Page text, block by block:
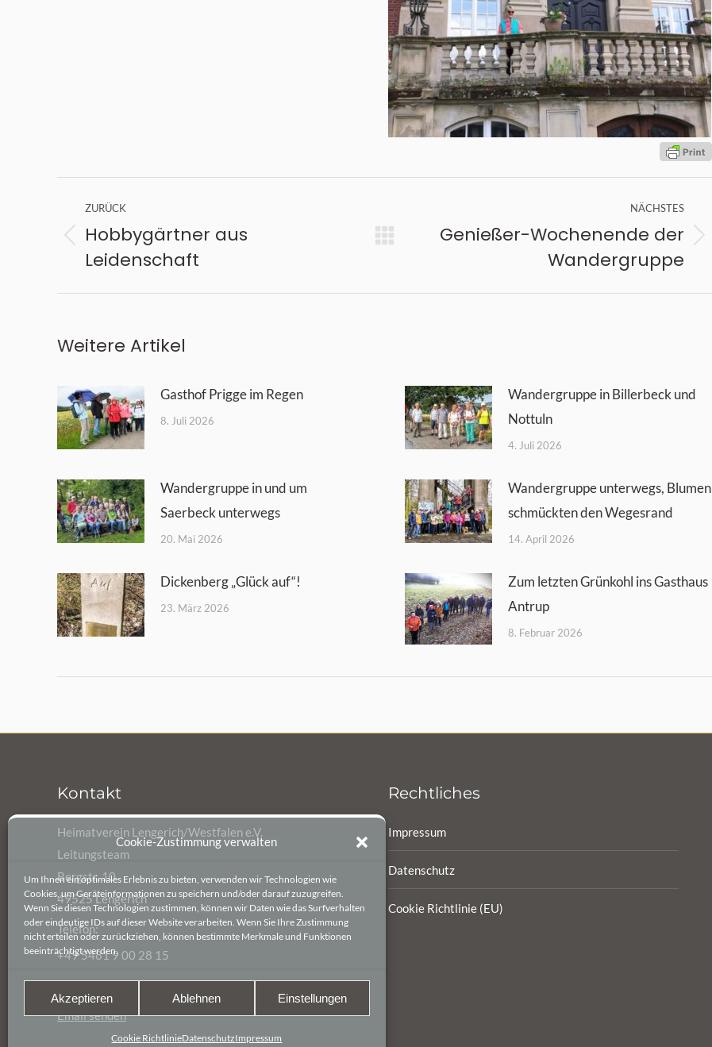
Cookie-Zustimmung verwalten
Um Ihnen ein optimales Erlebnis zu bieten, verwenden wir Technologien wie
Cookies, um Geräteinformationen zu speichern und/oder darauf zuzugreifen.
Wenn Sie diesen Technologien zustimmen, können wir Daten wie das Surfverhalten
oder eindeutige IDs auf dieser Website verarbeiten. Wenn Sie Ihre Zustimmung
nicht erteilen oder zurückziehen, können bestimmte Merkmale und Funktionen
beeinträchtigt werden.
Akzeptieren Ablehnen Einstellungen
Cookie RichtlinieDatenschutzImpressum
ZURÜCK
Vorheriger
Beitrag:
Hobbygärtner aus
Leidenschaft
NÄCHSTES
Nächster
Genießer-Wochenende der
Wandergruppe
Weitere Artikel
Gasthof Prigge im Regen
8. Juli 2026
Wandergruppe in Billerbeck und
Nottuln
4. Juli 2026
Wandergruppe in und um
Saerbeck unterwegs
20. Mai 2026
Wandergruppe unterwegs, Blumen
schmückten den Wegesrand
14. April 2026
Dickenberg „Glück auf“!
23. März 2026
Zum letzten Grünkohl ins Gasthaus
Antrup
8. Februar 2026
Kontakt
Heimatverein Lengerich/Westfalen e.V.
Leitungsteam
Bergstr. 10
49525 Lengerich
Telefon:
+49 5481 9 00 28 15
Email senden
Rechtliches
Impressum
Datenschutz
Cookie Richtlinie (EU)